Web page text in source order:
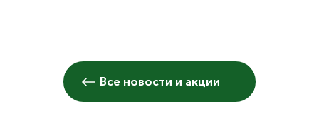
Все новости и акции